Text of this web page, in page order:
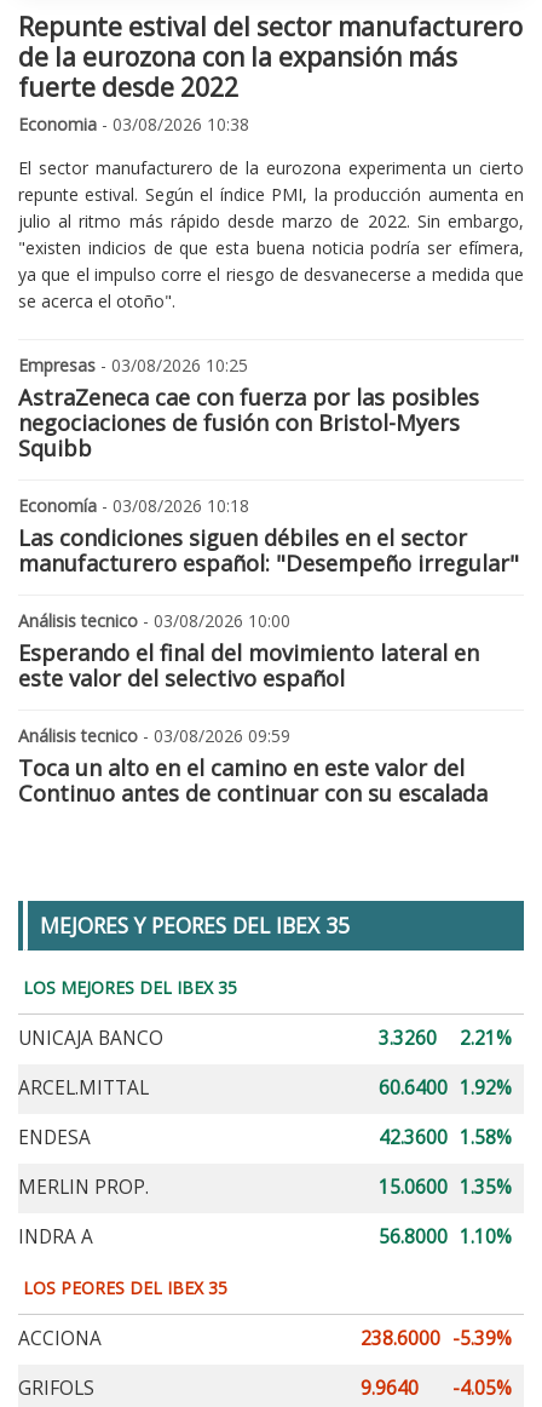
Repunte estival del sector manufacturero
de la eurozona con la expansión más
fuerte desde 2022
Economia - 03/08/2026 10:38
El sector manufacturero de la eurozona experimenta un cierto
repunte estival. Según el índice PMI, la producción aumenta en
julio al ritmo más rápido desde marzo de 2022. Sin embargo,
"existen indicios de que esta buena noticia podría ser efímera,
ya que el impulso corre el riesgo de desvanecerse a medida que
se acerca el otoño".
Empresas - 03/08/2026 10:25
AstraZeneca cae con fuerza por las posibles
negociaciones de fusión con Bristol-Myers
Squibb
Economía - 03/08/2026 10:18
Las condiciones siguen débiles en el sector
manufacturero español: "Desempeño irregular"
Análisis tecnico - 03/08/2026 10:00
Esperando el final del movimiento lateral en
este valor del selectivo español
Análisis tecnico - 03/08/2026 09:59
Toca un alto en el camino en este valor del
Continuo antes de continuar con su escalada
MEJORES Y PEORES DEL IBEX 35
LOS MEJORES DEL IBEX 35
UNICAJA BANCO 3.3260
2.21%
ARCEL.MITTAL
60.6400 1.92%
ENDESA
42.3600 1.58%
MERLIN PROP.
15.0600 1.35%
INDRA A
56.8000 1.10%
LOS PEORES DEL IBEX 35
ACCIONA 238.6000 -5.39%
GRIFOLS
9.9640
-4.05%